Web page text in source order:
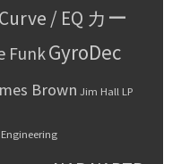
/ EQ カー
Funk GyroDec
Brown Jim Hall LP